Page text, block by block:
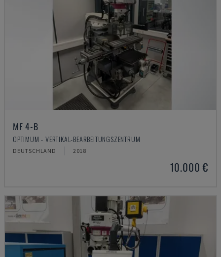
MF 4-B
OPTIMUM - VERTIKAL-BEARBEITUNGSZENTRUM
DEUTSCHLAND 2018
10.000 €